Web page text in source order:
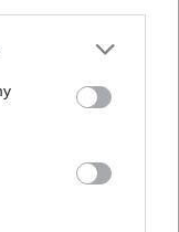
or more Google
You may click to
party tags to
in below Google